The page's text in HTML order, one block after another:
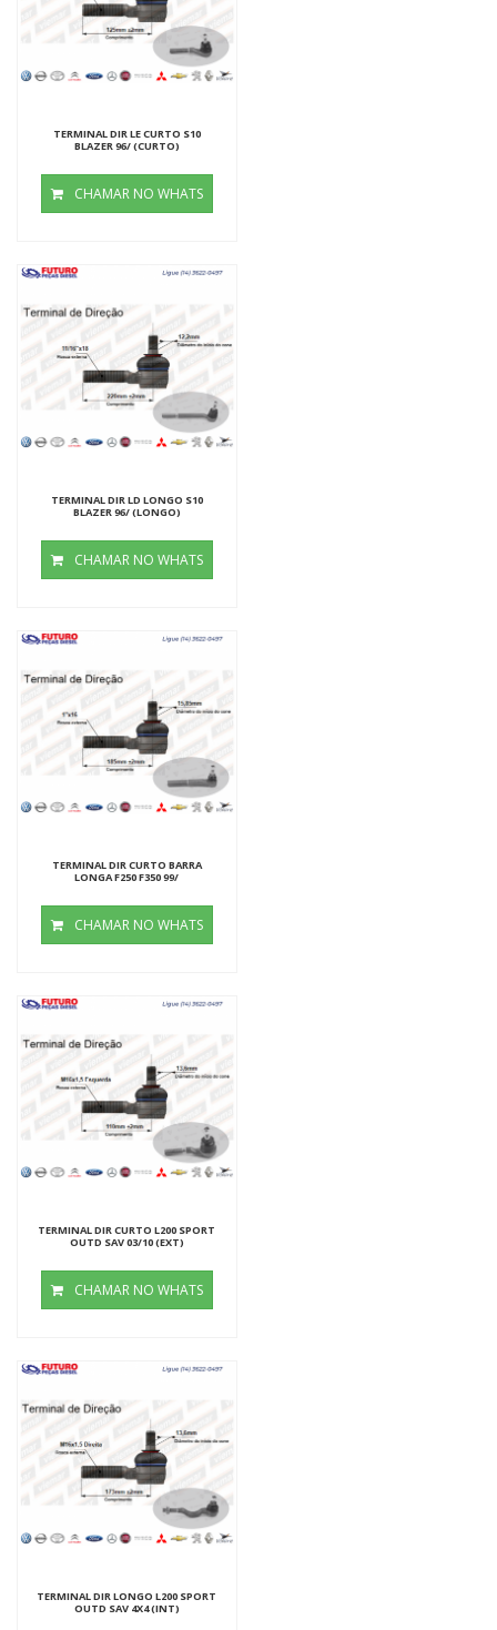
TERMINAL DIR LE CURTO S10
BLAZER 96/ (CURTO)
CHAMAR NO WHATS
TERMINAL DIR LD LONGO S10
BLAZER 96/ (LONGO)
CHAMAR NO WHATS
TERMINAL DIR CURTO BARRA
LONGA F250 F350 99/
CHAMAR NO WHATS
TERMINAL DIR CURTO L200 SPORT
OUTD SAV 03/10 (EXT)
CHAMAR NO WHATS
TERMINAL DIR LONGO L200 SPORT
OUTD SAV 4X4 (INT)